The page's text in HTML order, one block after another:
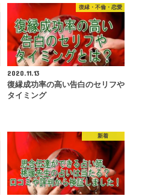
復縁・不倫・恋愛
2020.11.13
復縁成功率の高い告白のセリフや
タイミング
新着